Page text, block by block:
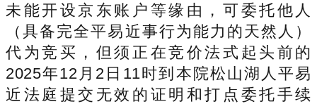
未能开设京东账户等缘由，可委托他人
（具备完全平易近事行为能力的天然人）
代为竞买，但须正在竞价法式起头前的
2025年12月2日11时到本院松山湖人平易
近法庭提交无效的证明和打点委托手续